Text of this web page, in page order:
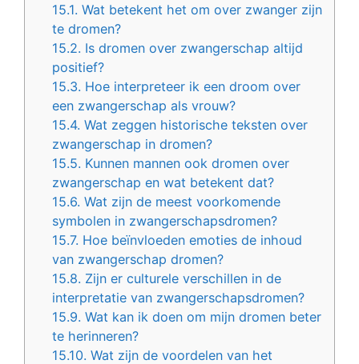
15.1. Wat betekent het om over zwanger zijn
te dromen?
15.2. Is dromen over zwangerschap altijd
positief?
15.3. Hoe interpreteer ik een droom over
een zwangerschap als vrouw?
15.4. Wat zeggen historische teksten over
zwangerschap in dromen?
15.5. Kunnen mannen ook dromen over
zwangerschap en wat betekent dat?
15.6. Wat zijn de meest voorkomende
symbolen in zwangerschapsdromen?
15.7. Hoe beïnvloeden emoties de inhoud
van zwangerschap dromen?
15.8. Zijn er culturele verschillen in de
interpretatie van zwangerschapsdromen?
15.9. Wat kan ik doen om mijn dromen beter
te herinneren?
15.10. Wat zijn de voordelen van het